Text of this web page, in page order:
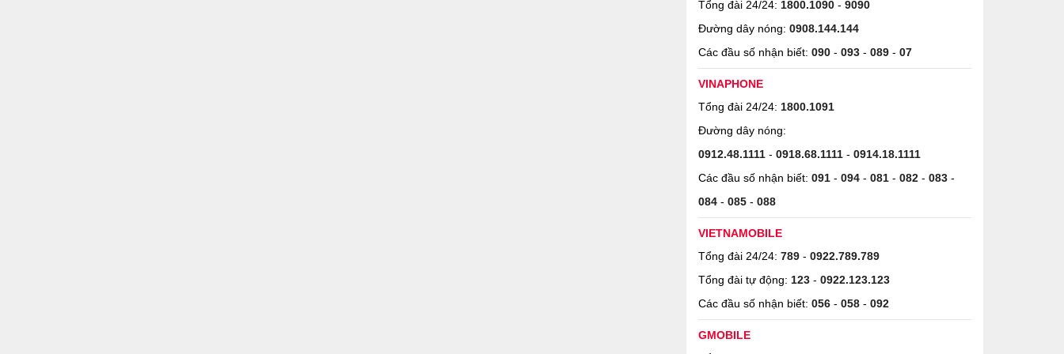
Tổng đài 24/24: 1800.1090 - 9090
Đường dây nóng: 0908.144.144
Các đầu số nhận biết: 090 - 093 - 089 - 07
VINAPHONE
Tổng đài 24/24: 1800.1091
Đường dây nóng:
0912.48.1111 - 0918.68.1111 - 0914.18.1111
Các đầu số nhận biết: 091 - 094 - 081 - 082 - 083 -
084 - 085 - 088
VIETNAMOBILE
Tổng đài 24/24: 789 - 0922.789.789
Tổng đài tự động: 123 - 0922.123.123
Các đầu số nhận biết: 056 - 058 - 092
GMOBILE